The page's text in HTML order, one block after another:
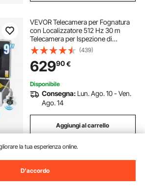
VEVOR Telecamera per Fognatura
con Localizzatore 512 Hz 30 m
Telecamera per Ispezione di
Scarichi da 228,6 mm con
Autolivellamento, Zoom 36X,
Telecamera Idraulica con Luci-12
LED, Scheda da 32 GB
(439)
62990€
Disponibile
Consegna: Lun. Ago. 10 - Ven.
Ago. 14
Aggiungi al carrello
la tua esperienza online.
D'accordo